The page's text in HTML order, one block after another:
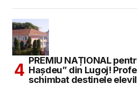
PREMIU NAȚIONAL
Hașdeu” din Lugoj!
schimbat destinele